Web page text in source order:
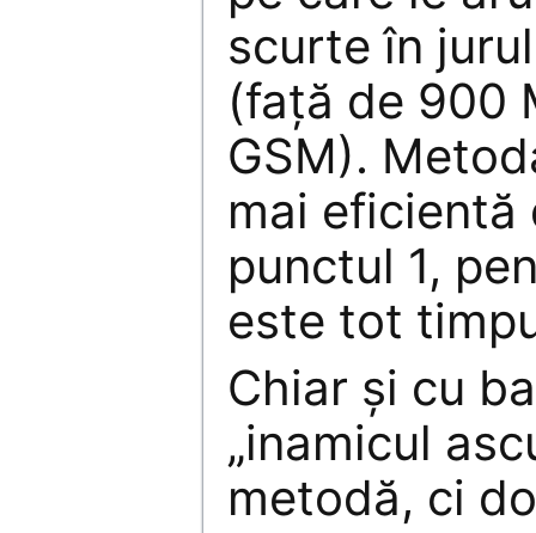
scurte în
(faţă de 900
GSM).
mai eficientă
punctul 1,
este tot
Chiar şi cu
„inamicul
metodă, ci